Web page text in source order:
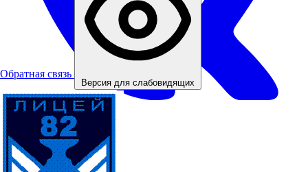
Обратная связь
Версия для слабовидящих